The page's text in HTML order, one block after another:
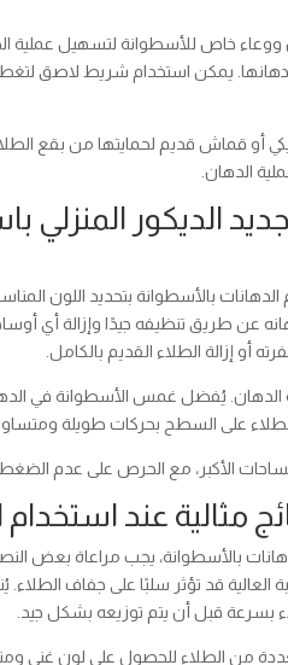
ووعاء خاص للأسطوانة لتسهيل عملية
يمكن استخدام شريط لاصق
أو قماش قديم لحمايتها من بقع
الدهان.
الديكور المنزلي
الدهانات بالأسطوانة بتحديد اللون
عن طريق تنظيفه جيدًا وإزالة أي
أو إزالة الطلاء القديم بالكامل.
يُفضل غمس الأسطوانة في
على السطح بحركات طويلة
المساحات الأكبر، مع الحرص على عدم
مثالية عند
بالأسطوانة، يجب مراعاة بعض
العالية قد تؤثر سلبًا على جفاف
بسرعة قبل أن يتم توزيعه بشكل جيد.
من الطلاء للحصول على لون غني